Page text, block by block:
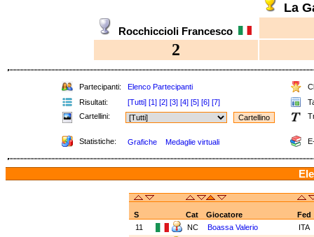
La
Rocchiccioli Francesco
2
Partecipanti: Elenco Partecipanti
Risultati:
[Tutti] [1] [2] [3] [4] [5] [6] [7]
Cartellini:
Statistiche: Grafiche Medaglie virtuali
S Cat Giocatore
Fed
11
NC Boassa Valerio
ITA